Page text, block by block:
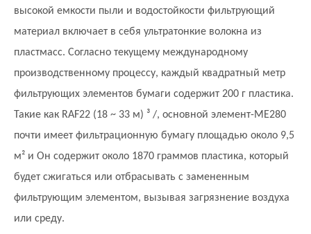
высокой емкости пыли и водостойкости фильтрующий
материал включает в себя ультратонкие волокна из
пластмасс. Согласно текущему международному
производственному процессу, каждый квадратный метр
фильтрующих элементов бумаги содержит 200 г пластика.
Такие как RAF22 (18 ~ 33 м) ³ /, основной элемент-ME280
почти имеет фильтрационную бумагу площадью около 9,5
м² и Он содержит около 1870 граммов пластика, который
будет сжигаться или отбрасывать с замененным
фильтрующим элементом, вызывая загрязнение воздуха
или среду.